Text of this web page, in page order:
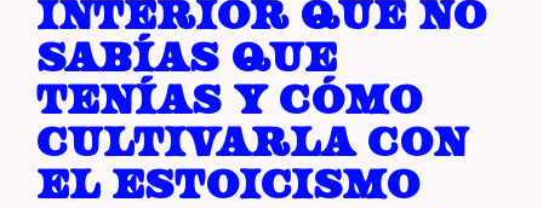
interior que no
sabías que
tenías y cómo
cultivarla con
el estoicismo